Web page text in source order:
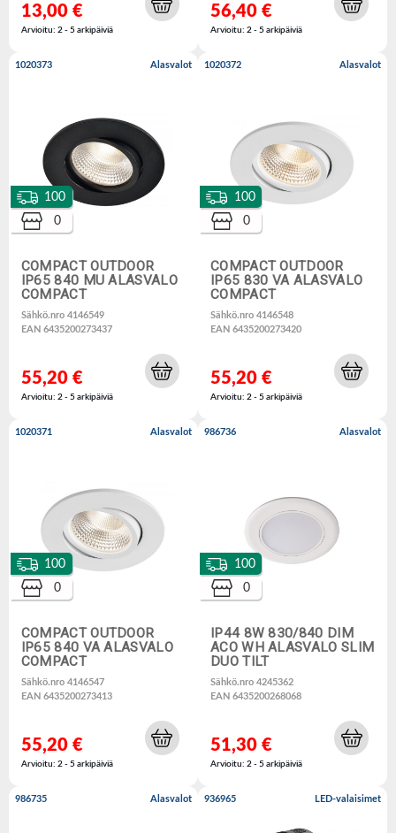
13,00 €
Arvioitu: 2 - 5 arkipäiviä
56,40 €
Arvioitu: 2 - 5 arkipäiviä
1020373 Alasvalot
COMPACT OUTDOOR
IP65 840 MU ALASVALO
COMPACT
Sähkö.nro 4146549
EAN 6435200273437
100
0
55,20 €
Arvioitu: 2 - 5 arkipäiviä
1020372 Alasvalot
COMPACT OUTDOOR
IP65 830 VA ALASVALO
COMPACT
Sähkö.nro 4146548
EAN 6435200273420
100
0
55,20 €
Arvioitu: 2 - 5 arkipäiviä
1020371 Alasvalot
COMPACT OUTDOOR
IP65 840 VA ALASVALO
COMPACT
Sähkö.nro 4146547
EAN 6435200273413
100
0
55,20 €
Arvioitu: 2 - 5 arkipäiviä
986736 Alasvalot
IP44 8W 830/840 DIM
ACO WH ALASVALO SLIM
DUO TILT
Sähkö.nro 4245362
EAN 6435200268068
100
0
51,30 €
Arvioitu: 2 - 5 arkipäiviä
986735 Alasvalot 936965 LED-valaisimet